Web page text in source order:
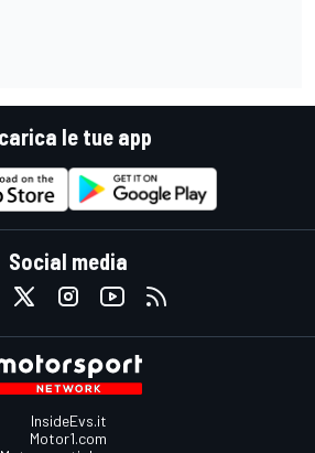
le tue app
Social media
InsideEvs.it
Motor1.com